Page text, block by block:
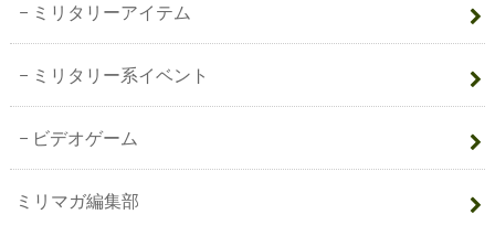
ミリタリーアイテム
ミリタリー系イベント
ビデオゲーム
ミリマガ編集部